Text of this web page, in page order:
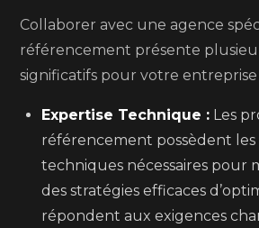
Collaborer avec une agence
référencement présente
significatifs pour votre entreprise
Expertise Technique : Les
référencement possèdent les
techniques nécessaires
des stratégies efficaces
répondent aux exigences